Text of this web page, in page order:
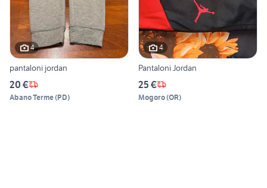
4
pantaloni jordan
20 €
Abano Terme(PD)
4
Pantaloni Jordan
25 €
Mogoro(OR)